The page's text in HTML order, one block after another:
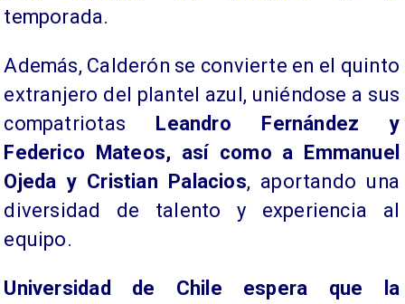
temporada.
Además, Calderón se convierte en el quinto
extranjero del plantel azul, uniéndose a sus
compatriotas Leandro Fernández y
Federico Mateos, así como a Emmanuel
Ojeda y Cristian Palacios, aportando una
diversidad de talento y experiencia al
equipo.
Universidad de Chile espera que la